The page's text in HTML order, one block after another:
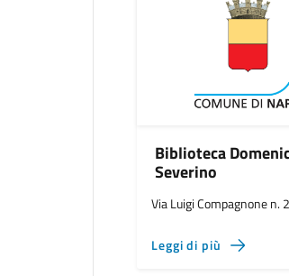
Biblioteca
Severino
Via Luigi Compagnone n.
Leggi di più